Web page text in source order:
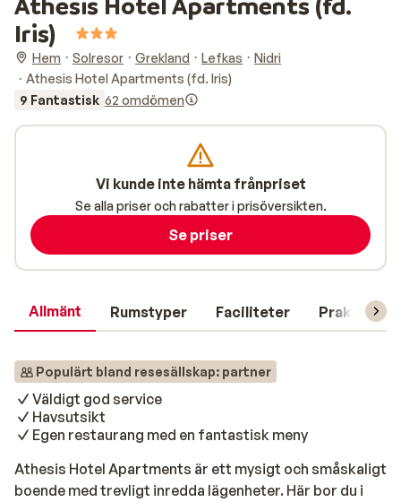
Iris)
Hem Solresor Grekland Lefkas
Nidri
Athesis Hotel Apartments (fd. Iris)
9 Fantastisk 62 omdömen
Allmänt Rumstyper Faciliteter Praktisk
Populärt bland resesällskap: partner
Väldigt god service
Havsutsikt
Egen restaurang med en fantastisk meny
Athesis Hotel Apartments är ett mysigt och småskaligt
boende med trevligt inredda lägenheter. Här bor du i
Vi kunde inte hämta frånpriset
Se alla priser och rabatter i prisöversikten.
Se priser